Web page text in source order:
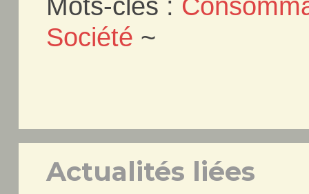
Mots-clés :
Société ~
Actualités liées